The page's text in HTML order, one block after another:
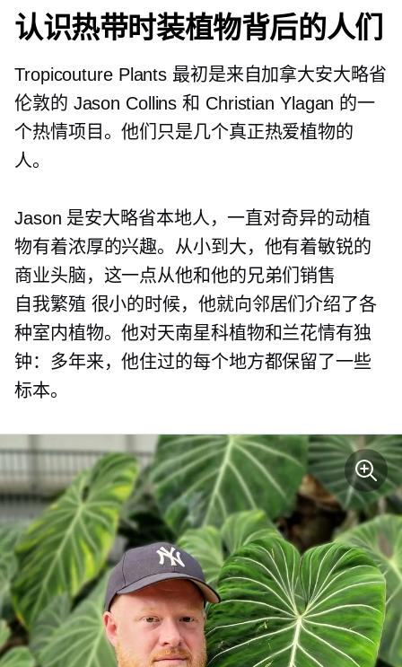
认识热带时装植物背后的人们
Tropicouture Plants 最初是来自加拿大安大略省
伦敦的 Jason Collins 和 Christian Ylagan 的一
个热情项目。他们只是几个真正热爱植物的
人。
Jason 是安大略省本地人，一直对奇异的动植
物有着浓厚的兴趣。从小到大，他有着敏锐的
商业头脑，这一点从他和他的兄弟们销售
自我繁殖 很小的时候，他就向邻居们介绍了各
种室内植物。他对天南星科植物和兰花情有独
钟：多年来，他住过的每个地方都保留了一些
标本。